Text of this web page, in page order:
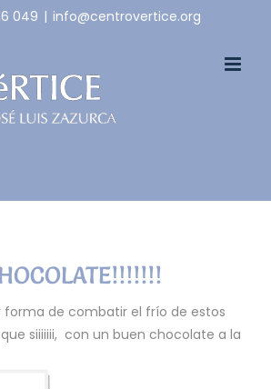
049 | info@centrovertice.org
forma de combatir el frío de estos
siiiiiii, con un buen chocolate a la